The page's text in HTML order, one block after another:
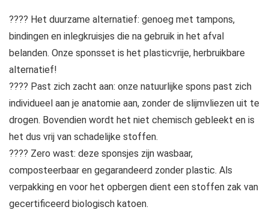
???? Het duurzame alternatief: genoeg met tampons,
bindingen en inlegkruisjes die na gebruik in het afval
belanden. Onze sponsset is het plasticvrije, herbruikbare
alternatief!
???? Past zich zacht aan: onze natuurlijke spons past zich
individueel aan je anatomie aan, zonder de slijmvliezen uit te
drogen. Bovendien wordt het niet chemisch gebleekt en is
het dus vrij van schadelijke stoffen.
???? Zero wast: deze sponsjes zijn wasbaar,
composteerbaar en gegarandeerd zonder plastic. Als
verpakking en voor het opbergen dient een stoffen zak van
gecertificeerd biologisch katoen.